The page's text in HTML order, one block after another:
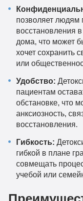
позволяет людям
восстановления
дома, что может
хочет сохранить
или
Удобство:
пациентам
обстановке, что
анксиозность,
восстановления.
Гибкость:
гибкой в плане
совмещать
учебой или